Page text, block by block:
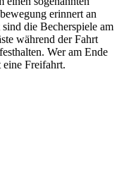
erinnert an
die Becherspiele am
während der Fahrt
Wer am Ende
eine Freifahrt.